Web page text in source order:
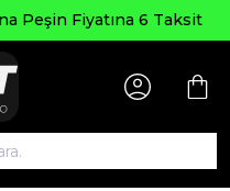
Peşin Fiyatına 6 Taksit